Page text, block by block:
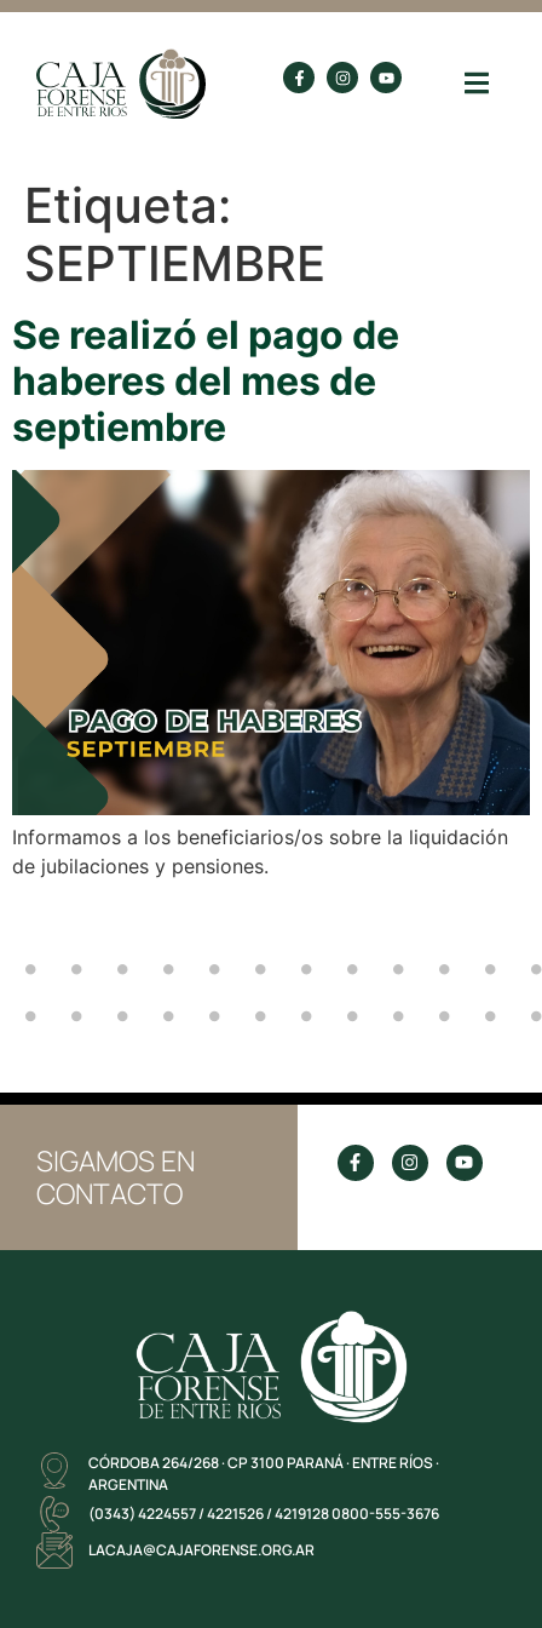
Etiqueta:
SEPTIEMBRE
Se realizó el pago de
haberes del mes de
septiembre
Informamos a los beneficiarios/os sobre la liquidación
de jubilaciones y pensiones.
SIGAMOS EN
CONTACTO
CÓRDOBA 264/268 · CP 3100 PARANÁ · ENTRE RÍOS ·
ARGENTINA
(0343) 4224557 / 4221526 / 4219128 0800-555-3676
LACAJA@CAJAFORENSE.ORG.AR